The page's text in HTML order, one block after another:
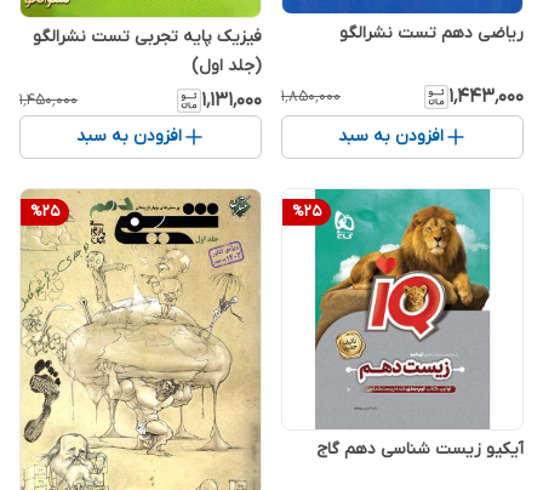
ریاضی دهم تست نشرالگو
۱٬۴۴۳٬۰۰۰ ۱٬۸۵۰٬۰۰۰
افزودن به سبد
فیزیک پایه تجربی تست نشرالگو
(جلد اول)
۱٬۱۳۱٬۰۰۰ ۱٬۴۵۰٬۰۰۰
افزودن به سبد
%25
آیکیو زیست شناسی دهم گاج
%25